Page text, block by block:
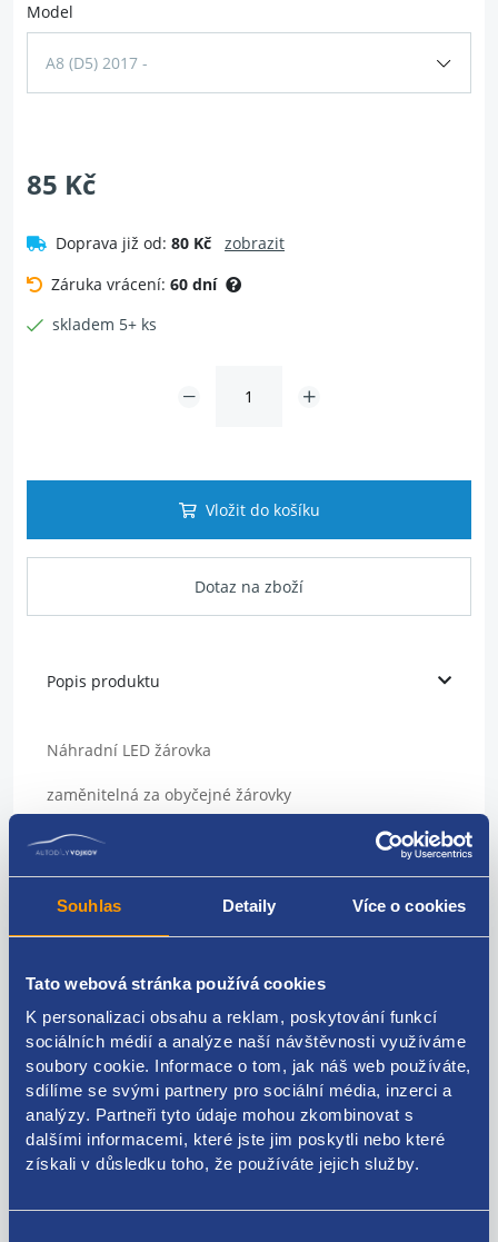
Souhlas Detaily Více o cookies
Tato webová stránka používá cookies
K personalizaci obsahu a reklam, poskytování funkcí
sociálních médií a analýze naší návštěvnosti využíváme
soubory cookie. Informace o tom, jak náš web používáte,
sdílíme se svými partnery pro sociální média, inzerci a
analýzy. Partneři tyto údaje mohou zkombinovat s
dalšími informacemi, které jste jim poskytli nebo které
získali v důsledku toho, že používáte jejich služby.
Model
A8 (D5) 2017 -
85 Kč
Doprava již od: 80 Kč
zobrazit
Záruka vrácení: 60 dní
skladem 5+ ks
Vložit do košíku
Dotaz na zboží
Popis produktu
Náhradní LED žárovka
zaměnitelná za obyčejné žárovky
Sada 4ks
použití: panely topení, přístrojové štíty, podsvícení
přístrojů
napájecí napětí 12 V
vynikající do vozidel, kde dochází k častému praskání
klasických žárovek
pro všechny osobní vozy, dodávky a motocykly s